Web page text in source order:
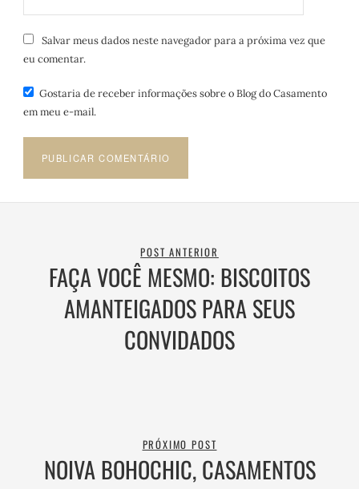
Salvar meus dados neste navegador para a próxima vez que
eu comentar.
Gostaria de receber informações sobre o Blog do Casamento
em meu e-mail.
POST ANTERIOR
FAÇA VOCÊ MESMO: BISCOITOS
AMANTEIGADOS PARA SEUS
CONVIDADOS
PRÓXIMO POST
NOIVA BOHOCHIC, CASAMENTOS